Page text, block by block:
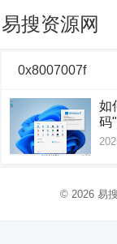
易搜资源网
0x8007007f
如
码
© 2026易